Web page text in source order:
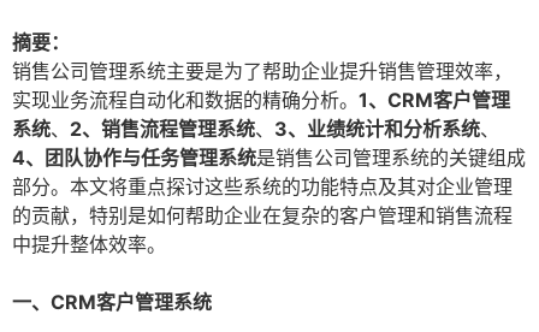
摘要：
销售公司管理系统主要是为了帮助企业提升销售管理效率，
实现业务流程自动化和数据的精确分析。 1、CRM客户管理
系统、 2、销售流程管理系统、 3、业绩统计和分析系统、
4、团队协作与任务管理系统是销售公司管理系统的关键组成
部分。本文将重点探讨这些系统的功能特点及其对企业管理
的贡献，特别是如何帮助企业在复杂的客户管理和销售流程
中提升整体效率。
一、CRM客户管理系统